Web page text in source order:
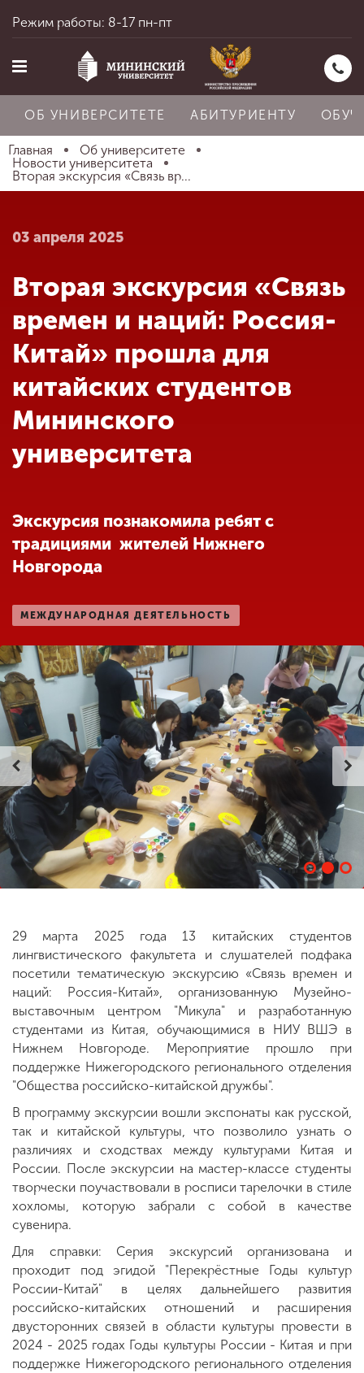
Главная
Абитуриенту
Обучение
Наука
Другие виды
деятельности
Студенческая жизнь
Сведения об
образовательной
организации
ENG SPN CHI
Приемная
комиссия
+7 (831) 262-26-20
Режим работы: 8-17 пн-пт
ОБ УНИВЕРСИТЕТЕ АБИТУРИЕНТУ
Главная
Об университете
Новости университета
Вторая экскурсия «Связь вр...
03 апреля 2025
Вторая экскурсия «Связь
времен и наций: Россия-
Китай» прошла для
китайских студентов
Мининского
университета
Экскурсия познакомила ребят с
традициями жителей Нижнего
Новгорода
МЕЖДУНАРОДНАЯ ДЕЯТЕЛЬНОСТЬ
29 марта 2025 года 13 китайских студентов
лингвистического факультета и слушателей подфака
посетили тематическую экскурсию «Связь времен и
наций: Россия-Китай», организованную Музейно-
выставочным центром "Микула" и разработанную
студентами из Китая, обучающимися в НИУ ВШЭ в
Нижнем Новгороде. Мероприятие прошло при
поддержке Нижегородского регионального отделения
"Общества российско-китайской дружбы".
В программу экскурсии вошли экспонаты как русской,
так и китайской культуры, что позволило узнать о
различиях и сходствах между культурами Китая и
России. После экскурсии на мастер-классе студенты
творчески поучаствовали в росписи тарелочки в стиле
хохломы, которую забрали с собой в качестве
сувенира.
Для справки: Серия экскурсий организована и
проходит под эгидой "Перекрёстные Годы культур
России-Китай" в целях дальнейшего развития
российско-китайских отношений и расширения
двусторонних связей в области культуры провести в
2024 - 2025 годах Годы культуры России - Китая и при
поддержке Нижегородского регионального отделения